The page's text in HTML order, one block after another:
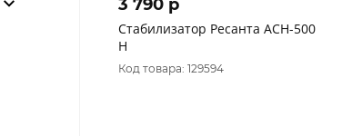
3 790 p
Стабилизатор Ресанта АСН-500
Н
Код товара: 129594